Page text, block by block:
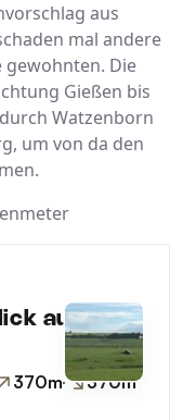
aus
mal andere
gewohnten. Die
Gießen bis
Watzenborn
um von da den